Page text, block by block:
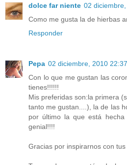
dolce far niente 02
Como me gusta la de hierbas
Responder
Pepa 02 diciembre, 2010 22:37
Con lo que me gustan las
tienes!!!!!!
Mis preferidas son:la primera
tanto me gustan....), la de las
por último la que está hecha
genial!!!!
Gracias por inspirarnos con